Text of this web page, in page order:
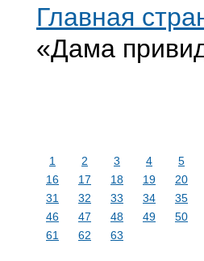
Главная
«Дама
1 2 3 4 5
16
17 18 19 20
31
32 33 34 35
46
47 48 49 50
61
62 63